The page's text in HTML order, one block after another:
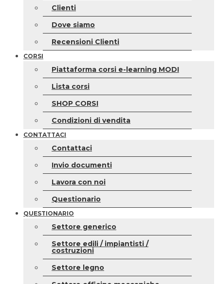
Clienti
Dove siamo
Recensioni Clienti
CORSI
Piattaforma corsi e-learning MODI
Lista corsi
SHOP CORSI
Condizioni di vendita
CONTATTACI
Contattaci
Invio documenti
Lavora con noi
Questionario
QUESTIONARIO
Settore generico
Settore edili / impiantisti /
costruzioni
Settore legno